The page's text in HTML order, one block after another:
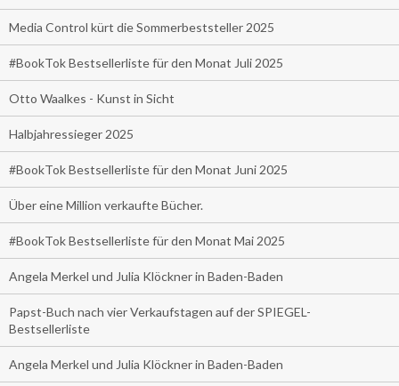
Media Control kürt die Sommerbeststeller 2025
#BookTok Bestsellerliste für den Monat Juli 2025
Otto Waalkes - Kunst in Sicht
Halbjahressieger 2025
#BookTok Bestsellerliste für den Monat Juni 2025
Über eine Million verkaufte Bücher.
#BookTok Bestsellerliste für den Monat Mai 2025
Angela Merkel und Julia Klöckner in Baden-Baden
Papst-Buch nach vier Verkaufstagen auf der SPIEGEL-
Bestsellerliste
Angela Merkel und Julia Klöckner in Baden-Baden